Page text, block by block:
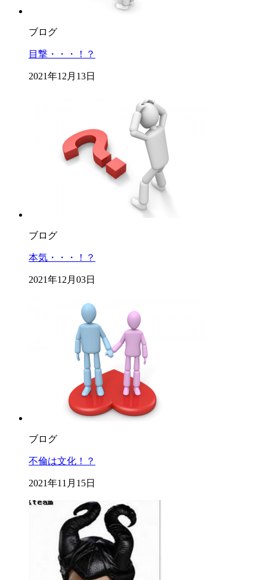
ブログ
目撃・・・！？
2021年12月13日
ブログ
本気・・・！？
2021年12月03日
ブログ
不倫は文化！？
2021年11月15日